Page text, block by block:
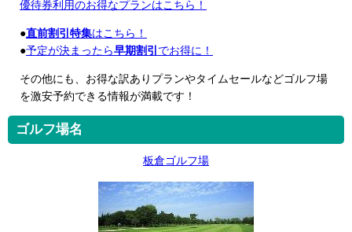
優待券利用のお得なプランはこちら！
●直前割引特集はこちら！
●予定が決まったら早期割引 でお得に！
その他にも、お得な訳ありプランやタイムセールなどゴルフ場
を激安予約できる情報が満載です！
ゴルフ場名
板倉ゴルフ場